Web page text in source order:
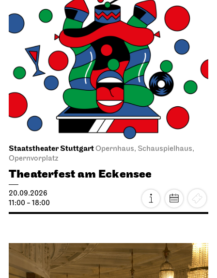
Staatstheater StuttgartOpernhaus, Schauspielhaus,
Opernvorplatz
Theaterfest am Eckensee
20.09.2026
11:00 - 18:00